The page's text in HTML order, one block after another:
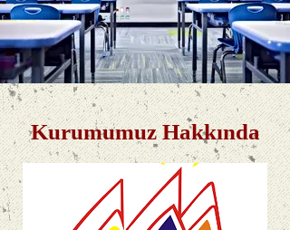
Kurumumuz Hakkında